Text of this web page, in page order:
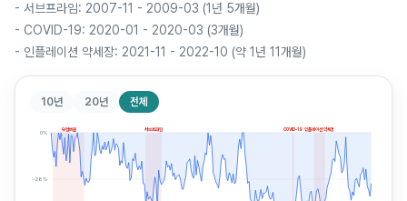
- 서브프라임: 2007-11 - 2009-03 (1년 5개월)
- COVID-19: 2020-01 - 2020-03 (3개월)
- 인플레이션 약세장: 2021-11 - 2022-10 (약 1년 11개월)
10년 20년 전체
닷컴버블 서브프라임 COVID-19 인플레이션 약세장
0%
-28%